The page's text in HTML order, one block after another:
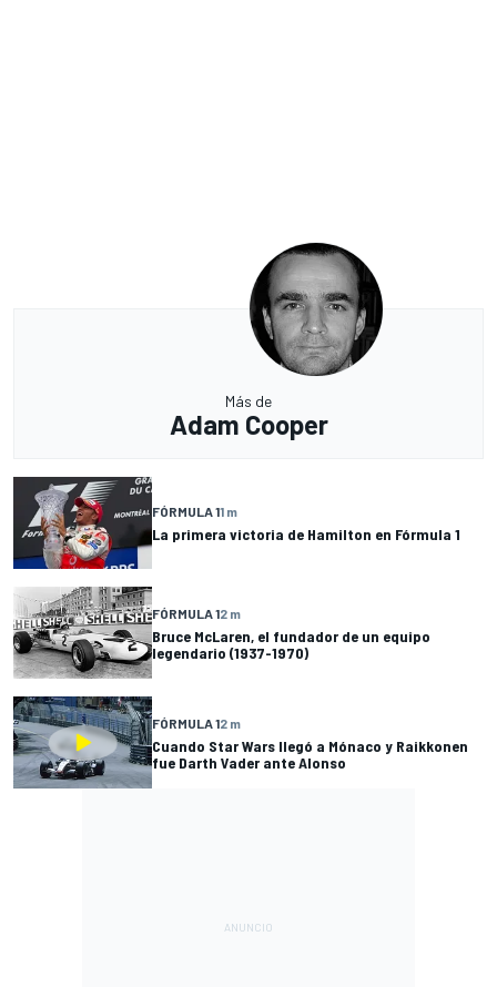
Más de
Adam Cooper
FÓRMULA 11 m
La primera victoria de Hamilton en Fórmula 1
FÓRMULA 12 m
Bruce McLaren, el fundador de un equipo
legendario (1937-1970)
FÓRMULA 12 m
Cuando Star Wars llegó a Mónaco y Raikkonen
fue Darth Vader ante Alonso